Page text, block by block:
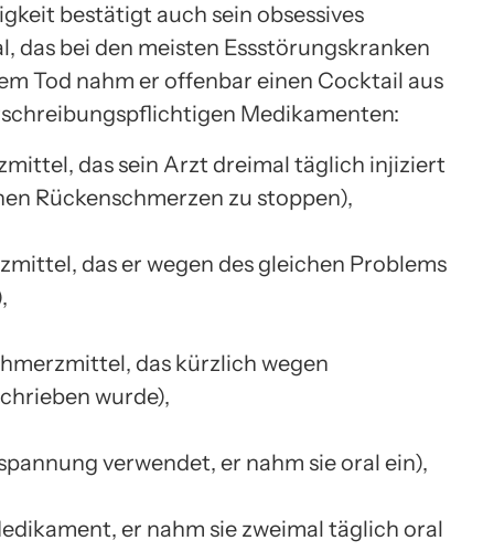
bestätigt auch sein obsessives
das bei den meisten Essstörungskranken
Tod nahm er offenbar einen Cocktail aus
Medikamenten:
das sein Arzt dreimal täglich injiziert
Rückenschmerzen zu stoppen),
das er wegen des gleichen Problems
das kürzlich wegen
wurde),
verwendet, er nahm sie oral ein),
er nahm sie zweimal täglich oral